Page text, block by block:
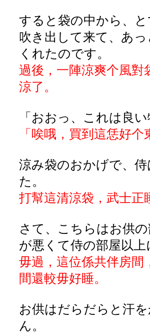
すると袋の中から、
吹き出して来て、あ
くれたのです。
過後，一陣涼爽个風對
涼了。
「おおっ、これは良
「唉哦，買到這恁好个
涼み袋のおかげで、
た。
打幫這清涼袋，武士正
さて、こちらはお供
が悪くて侍の部屋以
毋過，這位係共伴房間
間還較毋好睡。
お供はだらだらと 汗
ん。